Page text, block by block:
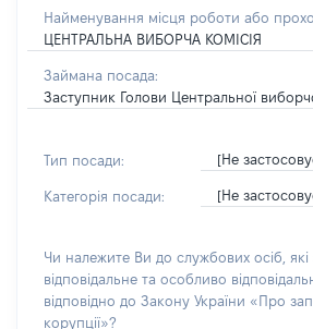
Найменування місця роботи або
ЦЕНТРАЛЬНА ВИБОРЧА КОМІСІЯ
Займана посада:
Заступник Голови Центральної
Тип посади: [Не
Категорія посади: [Не
Чи належите Ви до службових осіб,
відповідальне та особливо
відповідно до Закону України «Про
корупції»?